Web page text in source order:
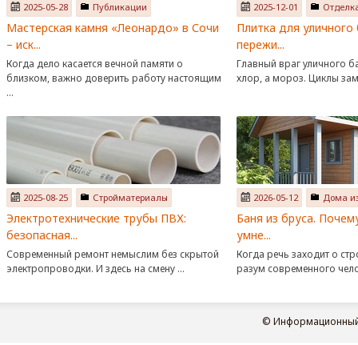
2025-05-28 Публикации
Мастерская камня «Леонардо» в Сочи
– иск...
Когда дело касается вечной памяти о
близком, важно доверить работу настоящим
...
2025-12-01
Плитка для уличного
пережи...
Главный враг уличного
хлор, а мороз. Циклы
2025-08-25 Стройматериалы
Электротехнические трубы ПВХ:
безопасная...
Современный ремонт немыслим без скрытой
электропроводки. И здесь на смену ...
2026-05-12 Дома
Баня из бруса.
умне...
Когда речь заходит о
разум современного
© Информационный